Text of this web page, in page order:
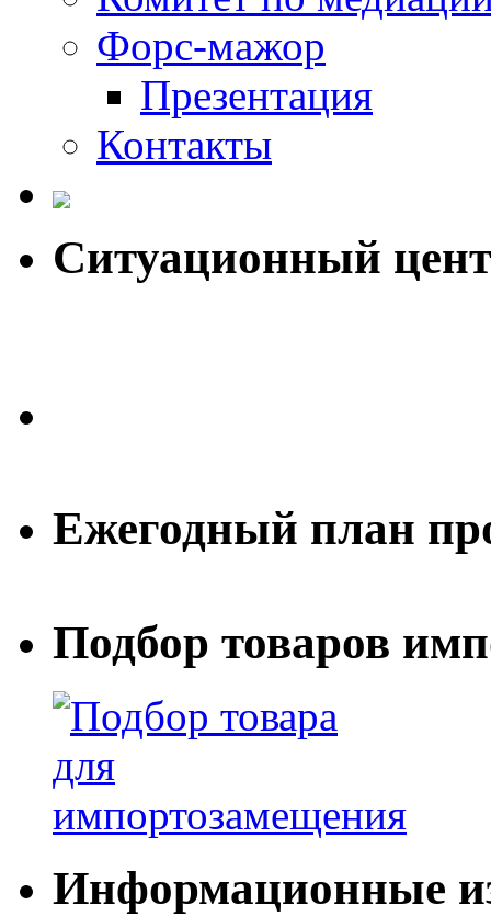
Форс-мажор
Презентация
Контакты
Ситуационный
Ежегодный план
Подбор товаров
Информационные